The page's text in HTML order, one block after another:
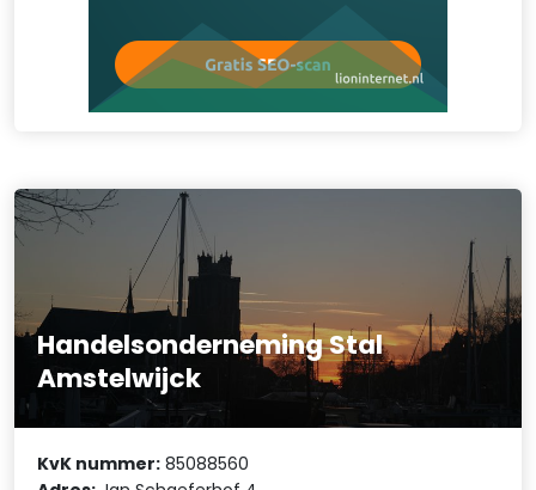
Handelsonderneming Stal
Amstelwijck
KvK nummer: 85088560